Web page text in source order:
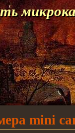
mini